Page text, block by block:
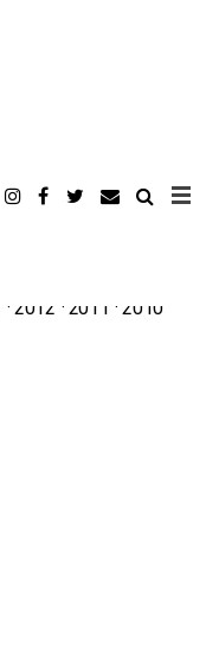
2012 2011 2010